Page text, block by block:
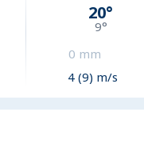
20°
9°
0 mm
4 (9) m/s